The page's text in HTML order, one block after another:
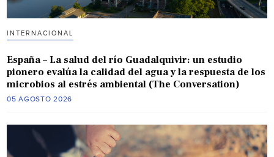
INTERNACIONAL
España – La salud del río Guadalquivir: un estudio
pionero evalúa la calidad del agua y la respuesta de los
microbios al estrés ambiental (The Conversation)
05 AGOSTO 2026